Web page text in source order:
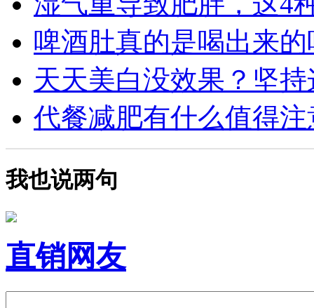
啤酒肚真的是喝出来的
天天美白没效果？坚持
代餐减肥有什么值得注
我也说两句
直销网友